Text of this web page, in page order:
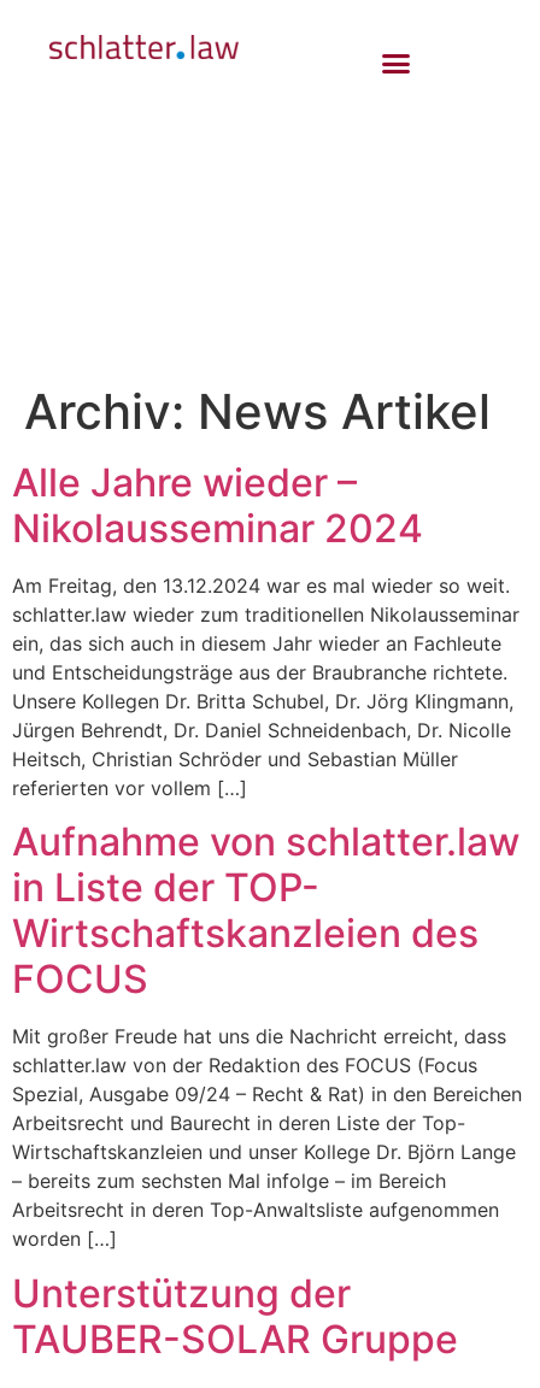
Archiv: News Artikel
Alle Jahre wieder –
Nikolausseminar 2024
Am Freitag, den 13.12.2024 war es mal wieder so weit.
schlatter.law wieder zum traditionellen Nikolausseminar
ein, das sich auch in diesem Jahr wieder an Fachleute
und Entscheidungsträge aus der Braubranche richtete.
Unsere Kollegen Dr. Britta Schubel, Dr. Jörg Klingmann,
Jürgen Behrendt, Dr. Daniel Schneidenbach, Dr. Nicolle
Heitsch, Christian Schröder und Sebastian Müller
referierten vor vollem […]
Aufnahme von schlatter.law
in Liste der TOP-
Wirtschaftskanzleien des
FOCUS
Mit großer Freude hat uns die Nachricht erreicht, dass
schlatter.law von der Redaktion des FOCUS (Focus
Spezial, Ausgabe 09/24 – Recht & Rat) in den Bereichen
Arbeitsrecht und Baurecht in deren Liste der Top-
Wirtschaftskanzleien und unser Kollege Dr. Björn Lange
– bereits zum sechsten Mal infolge – im Bereich
Arbeitsrecht in deren Top-Anwaltsliste aufgenommen
worden […]
Unterstützung der
TAUBER-SOLAR Gruppe